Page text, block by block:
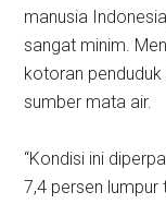
manusia
sangat minim.
kotoran
sumber mata air.‎
“Kondisi ini
7,4 persen